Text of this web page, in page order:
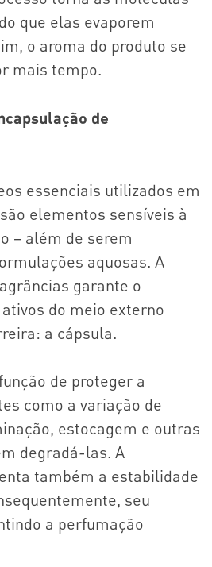
que elas evaporem
o aroma do produto se
mais tempo.
de
essenciais utilizados em
elementos sensíveis à
– além de serem
aquosas. A
garante o
do meio externo
a cápsula.
de proteger a
como a variação de
estocagem e outras
degradá-las. A
também a estabilidade
seu
a perfumação